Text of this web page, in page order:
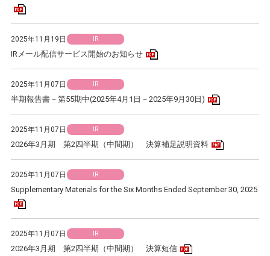
2025年11月19日 IR
IRメール配信サービス開始のお知らせ
2025年11月07日 IR
半期報告書－第55期中(2025年4月1日－2025年9月30日)
2025年11月07日 IR
2026年3月期 第2四半期（中間期） 決算補足説明資料
2025年11月07日 IR
Supplementary Materials for the Six Months Ended September 30, 2025
2025年11月07日 IR
2026年3月期 第2四半期（中間期） 決算短信